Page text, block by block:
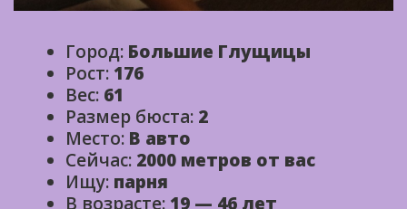
Город: Большие Глущицы
Рост: 176
Вес: 61
Размер бюста: 2
Место: В авто
Сейчас: 2000 метров от вас
Ищу: парня
В возрасте: 19 — 46 лет